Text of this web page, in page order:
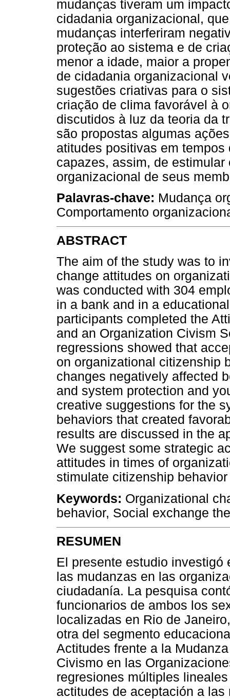
mudanças tiveram um
cidadania organizacional,
mudanças interferiram
proteção ao sistema e de
menor a idade, maior a
de cidadania organizacional
sugestões criativas para o
criação de clima favorável à
discutidos à luz da teoria da
são propostas algumas
atitudes positivas em
capazes, assim, de
organizacional de seus
Palavras-chave: Mudança
Comportamento
ABSTRACT
The aim of the study was to
change attitudes on
was conducted with 304
in a bank and in a
participants completed the
and an Organization Civism
regressions showed that
on organizational citizenship
changes negatively affected
and system protection and
creative suggestions for the
behaviors that created
results are discussed in the
We suggest some strategic
attitudes in times of
stimulate citizenship
Keywords: Organizational
behavior, Social exchange
RESUMEN
El presente estudio
las mudanzas en las
ciudadanía. La pesquisa
funcionarios de ambos los
localizadas en Rio de
otra del segmento
Actitudes frente a la
Civismo en las
regresiones múltiples
actitudes de aceptación a